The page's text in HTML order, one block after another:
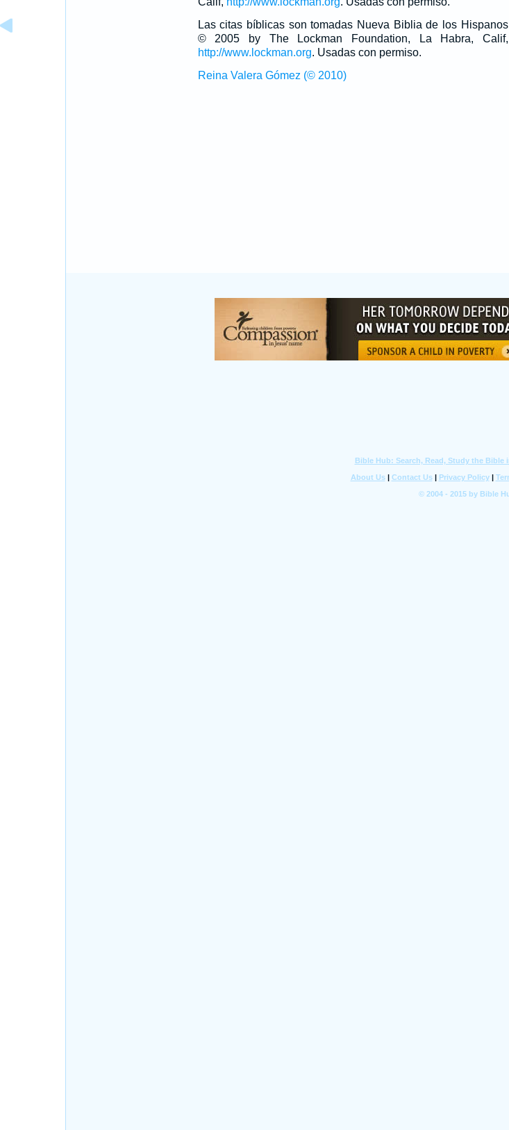
Las citas bíblicas son tomadas Nueva Biblia de los Hispanos
© 2005 by The Lockman Foundation, La Habra, Calif,
http://www.lockman.org. Usadas con permiso.
Reina Valera Gómez (© 2010)